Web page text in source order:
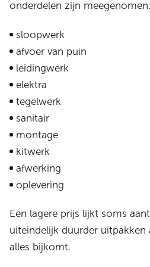
onderdelen zijn meegenomen:
sloopwerk
afvoer van puin
leidingwerk
elektra
tegelwerk
sanitair
montage
kitwerk
afwerking
oplevering
Een lagere prijs lijkt soms
uiteindelijk duurder uitpakken
alles bijkomt.